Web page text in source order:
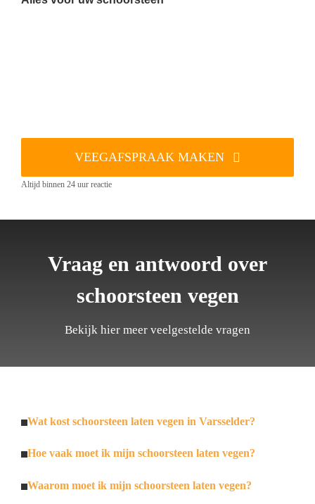
VEEGAFSPRAAK MAKEN
Altijd binnen 24 uur reactie
Vraag en antwoord over
schoorsteen vegen
Bekijk hier meer veelgestelde vragen
Wat kost schoorsteen laten vegen in Varsselder?
Hoe vaak moet ik mijn schoorsteen laten vegen?
Waarom moet ik mijn schoorsteen laten vegen?